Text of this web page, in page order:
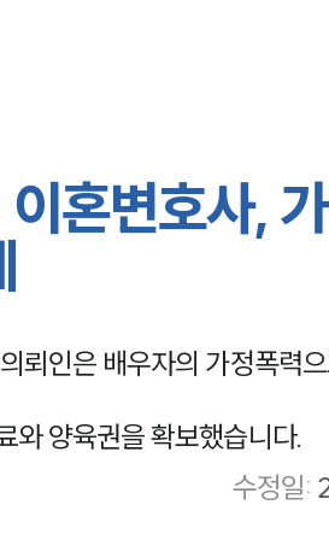
혼변호사,
뢰인은 배우자의 가정폭력
와 양육권을 확보했습니다.
수정일: